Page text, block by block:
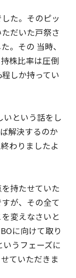
た。そのピッ
だいた戸祭さ
。その 当時、
株比率は圧倒
しか持ってい
いという話をし
解決するのか
わりましたよ
持たせていた
が、その全て
変えなさいと
に向けて取り
うフェーズに
ていただきま